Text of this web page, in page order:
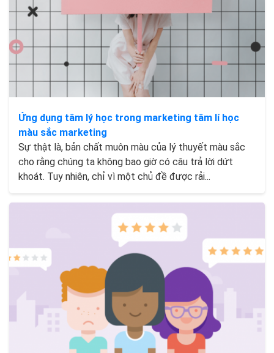
Ứng dụng tâm lý học trong marketing tâm lí học
màu sắc marketing
Sự thật là, bản chất muôn màu của lý thuyết màu sắc
cho rằng chúng ta không bao giờ có câu trả lời dứt
khoát. Tuy nhiên, chỉ vì một chủ đề được rải...